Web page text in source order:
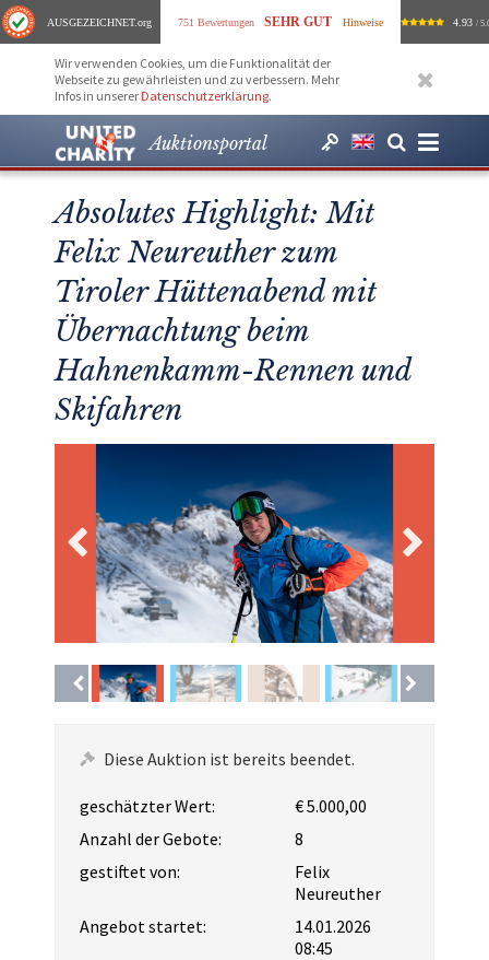
AUSGEZEICHNET.org 751 Bewertungen SEHR GUT Hinweise 4.93 /
Wir verwenden Cookies, um die Funktionalität der
Webseite zu gewährleisten und zu verbessern. Mehr
Infos in unserer Datenschutzerklärung.
Auktionsportal
Absolutes Highlight: Mit
Felix Neureuther zum
Tiroler Hüttenabend mit
Übernachtung beim
Hahnenkamm-Rennen und
Skifahren
Diese Auktion ist bereits beendet.
geschätzter Wert:
€ 5.000,00
Anzahl der Gebote:
8
gestiftet von:
Felix
Neureuther
Angebot startet:
14.01.2026
08:45